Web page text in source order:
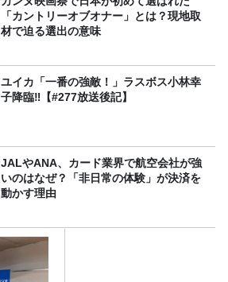
「カントリーオブオナー」とは？現地取
材で迫る選出の意味
ユイカ「一番の強敵！」ラスボス小林幸
子降臨‼【#277放送後記】
JALやANA、カード業界で航空会社が強
いのはなぜ？「非日常の体験」が決済を
動かす理由